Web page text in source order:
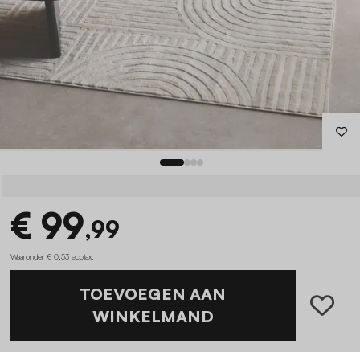
€ 99,99
Waaronder € 0,53 ecotax
TOEVOEGEN AAN
WINKELMAND